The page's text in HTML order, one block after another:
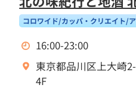
コロワイド/カッパ・クリエイト/
16:00-23:00
東京都品川区上大崎
4F